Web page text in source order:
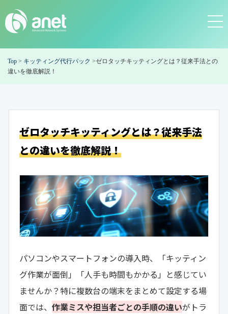
Top > キッティング代行パック >ゼロタッチキッティングとは？従来手法との
違いを徹底解説！
ゼロタッチキッティングとは？従来手法
との違いを徹底解説！
パソコンやスマートフォンの導入時、「キッティン
グ作業が面倒」「人手も時間もかかる」と感じてい
ませんか？特に複数台の端末をまとめて設定する場
面では、 作業ミスや担当者ごとの手順の違いがトラ